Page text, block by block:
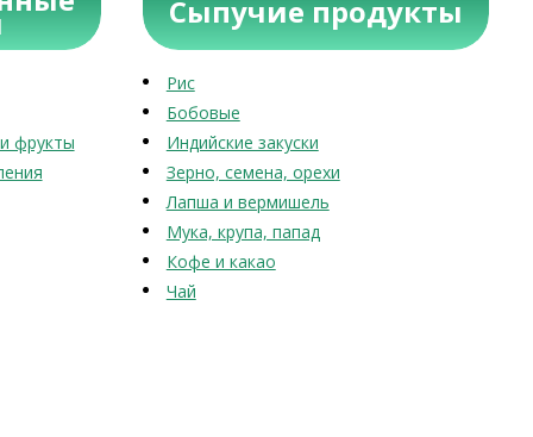
фрукты
Сыпучие продукты
Рис
Бобовые
Индийские закуски
Зерно, семена, орехи
Лапша и вермишель
Мука, крупа, папад
Кофе и какао
Чай